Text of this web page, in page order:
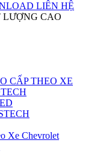
LIÊN HỆ
LƯỢNG CAO
CẤP THEO XE
Xe Chevrolet